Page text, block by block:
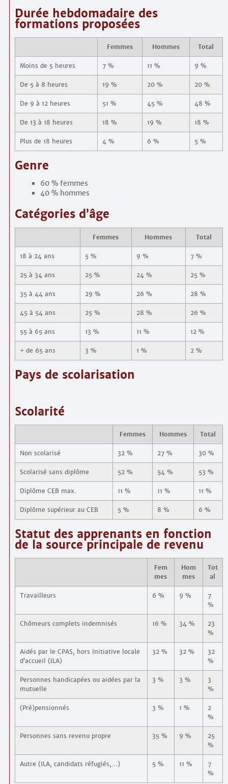
Durée hebdomadaire des
formations proposées
Femmes Hommes Total
Moins de 5 heures 7 % 11 % 9 %
De 5 à 8 heures 19 % 20 % 20 %
De 9 à 12 heures 51 % 45 % 48 %
De 13 à 18 heures 18 % 19 % 18 %
Plus de 18 heures 4 % 6 % 5 %
Genre
60 % femmes
40 % hommes
Catégories d’âge
Femmes Hommes Total
18 à 24 ans 5 % 9 % 7 %
25 à 34 ans 25 % 24 % 25 %
35 à 44 ans 29 % 26 % 28 %
45 à 54 ans 25 % 28 % 26 %
55 à 65 ans 13 % 11 % 12 %
+ de 65 ans 3 % 1 % 2 %
Pays de scolarisation
Scolarité
Femmes Hommes Total
Non scolarisé 32 % 27 % 30 %
Scolarisé sans diplôme 52 % 54 % 53 %
Diplôme CEB max. 11 % 11 % 11 %
Diplôme supérieur au CEB 5 % 8 % 6 %
Statut des apprenants en fonction
de la source principale de revenu
Fem
mes
Hom
mes
Tot
al
Travailleurs 6 % 9 %
7
%
Chômeurs complets indemnisés 16 % 34 %
23
%
Aidés par le CPAS, hors Initiative locale
d’accueil (ILA)
32 % 32 %
32
%
Personnes handicapées ou aidées par la
mutuelle
3 % 3 %
3
%
(Pré)pensionnés 3 % 1 %
2
%
Personnes sans revenu propre 35 % 9 %
25
%
Autre (ILA, candidats réfugiés,…) 5 % 11 %
7
%